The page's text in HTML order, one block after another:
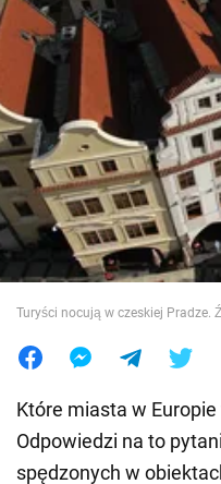
Polityka
Społeczeństwo
Wojna na Ukrainie
Świat
Jedzenie
Turyści nocują w czeskiej Pradze.
Które miasta w
Odpowiedzi na to
spędzonych w